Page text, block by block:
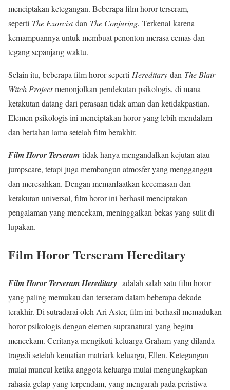
menciptakan ketegangan. Beberapa film horor terseram,
seperti The Exorcistdan The Conjuring. Terkenal karena
kemampuannya untuk membuat penonton merasa cemas dan
tegang sepanjang waktu.
Selain itu, beberapa film horor seperti Hereditary dan The Blair
Witch Projectmenonjolkan pendekatan psikologis, di mana
ketakutan datang dari perasaan tidak aman dan ketidakpastian.
Elemen psikologis ini menciptakan horor yang lebih mendalam
dan bertahan lama setelah film berakhir.
Film Horor Terseram tidak hanya mengandalkan kejutan atau
jumpscare, tetapi juga membangun atmosfer yang mengganggu
dan meresahkan. Dengan memanfaatkan kecemasan dan
ketakutan universal, film horor ini berhasil menciptakan
pengalaman yang mencekam, meninggalkan bekas yang sulit di
lupakan.
Film Horor Terseram Hereditary
Film Horor Terseram Hereditary adalah salah satu film horor
yang paling memukau dan terseram dalam beberapa dekade
terakhir. Di sutradarai oleh Ari Aster, film ini berhasil memadukan
horor psikologis dengan elemen supranatural yang begitu
mencekam. Ceritanya mengikuti keluarga Graham yang dilanda
tragedi setelah kematian matriark keluarga, Ellen. Ketegangan
mulai muncul ketika anggota keluarga mulai mengungkapkan
rahasia gelap yang terpendam, yang mengarah pada peristiwa